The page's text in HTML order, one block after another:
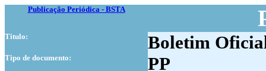
Publicação Periódica - BSTA
Titulo: Boletim
Tipo de documento: PP